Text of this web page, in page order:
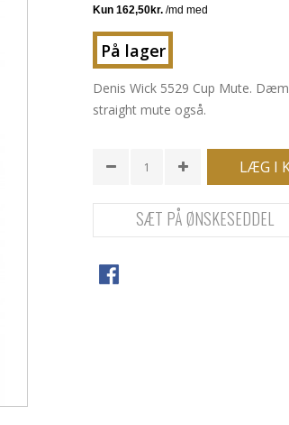
På lager
Denis Wick 5529 Cup Mute.
straight mute også.
LÆG I
SÆT PÅ ØNSKESEDDEL